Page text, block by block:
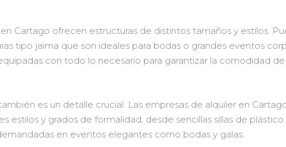
en Cartago ofrecen estructuras de distintos tamaños y estilos.
tipo jaima que son ideales para bodas o grandes eventos
con todo lo necesario para garantizar la comodidad de
es un detalle crucial. Las empresas de alquiler en
estilos y grados de formalidad, desde sencillas sillas de
en eventos elegantes como bodas y galas.